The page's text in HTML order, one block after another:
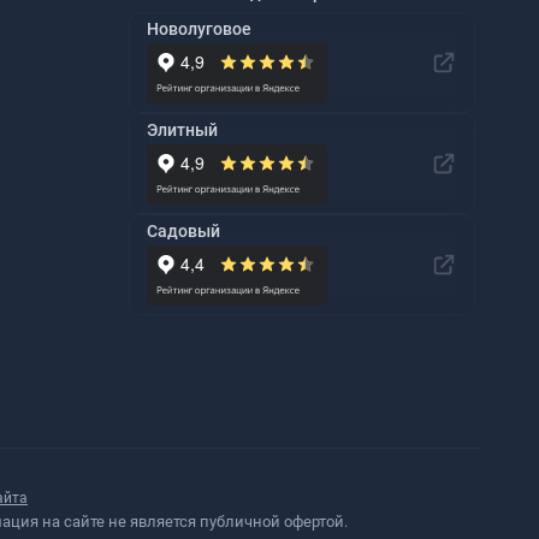
Новолуговое
Элитный
Садовый
на сайте не является публичной офертой.